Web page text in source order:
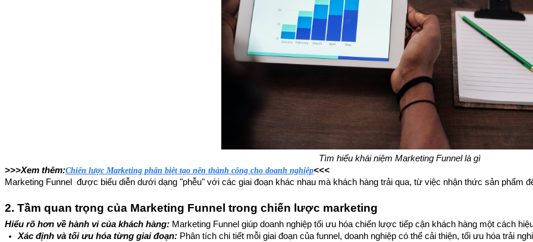
Tìm hiểu khái niệm Marketing Funnel là gì
>>>Xem thêm:Chiến lược Marketing phân biệt tạo nên thành công cho doanh nghiệp​<<<
Marketing Funnel được biểu diễn dưới dạng "phễu" với các giai đoạn khác nhau mà khách hàng trải qua, từ việc nhận thức sản phẩm
2. Tầm quan trọng của Marketing Funnel trong chiến lược marketing
Hiểu rõ hơn về hành vi của khách hàng: Marketing Funnel giúp doanh nghiệp tối ưu hóa chiến lược tiếp cận khách hàng một cách
Xác định và tối ưu hóa từng giai đoạn: Phân tích chi tiết mỗi giai đoạn của funnel, doanh nghiệp có thể cải thiện, tối ưu hóa trải